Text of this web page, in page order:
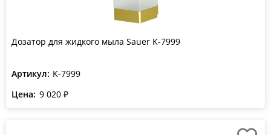
Дозатор для жидкого мыла Sauer K-7999
Артикул: K-7999
Цена: 9 020 ₽